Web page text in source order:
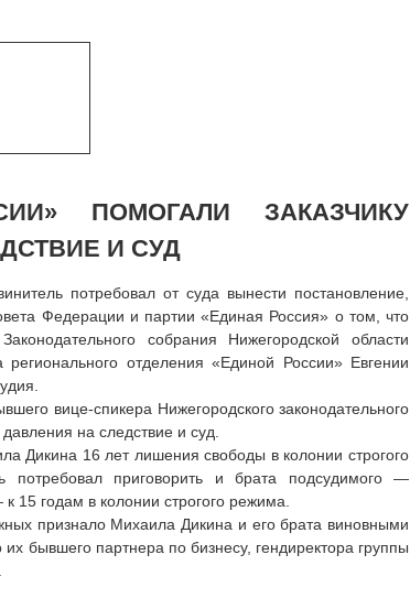
ПОМОГАЛИ ЗАКАЗЧИКУ
И СУД
потребовал от суда вынести постановление,
Федерации и партии «Единая Россия» о том, что
собрания Нижегородской области
отделения «Единой России» Евгении
вице-спикера Нижегородского законодательного
на следствие и суд.
Дикина 16 лет лишения свободы в колонии строгого
потребовал приговорить и брата подсудимого —
15 годам в колонии строгого режима.
признало Михаила Дикина и его брата виновными
бывшего партнера по бизнесу, гендиректора группы